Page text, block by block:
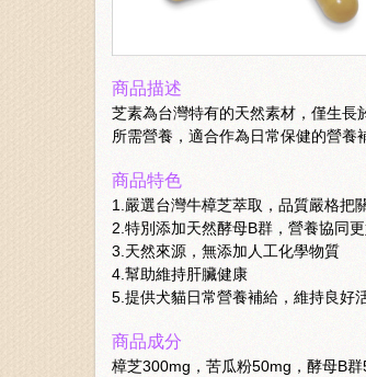
商品描述
芝素為台灣特有的天然素材，僅生長
所需營養，適合作為日常保健的營養
商品特色
1.嚴選台灣牛樟芝萃取，品質嚴格把
2.特別添加天然酵母B群，營養協同
3.天然來源，無添加人工化學物質
4.幫助維持肝臟健康
5.提供犬貓日常營養補給，維持良好
商品成分
樟芝300mg，苦瓜粉50mg，酵母B